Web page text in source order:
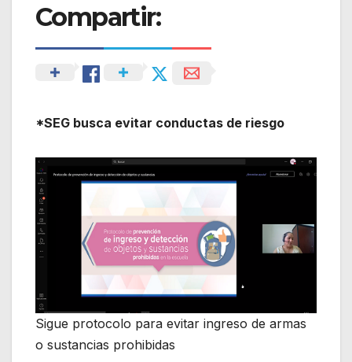
Compartir:
*SEG busca evitar conductas de riesgo
Sigue protocolo para evitar ingreso de armas
o sustancias prohibidas